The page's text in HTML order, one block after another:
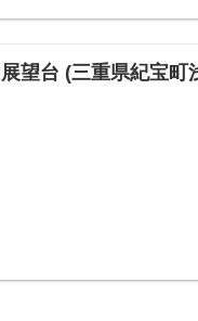
展望台 (三重県紀宝町